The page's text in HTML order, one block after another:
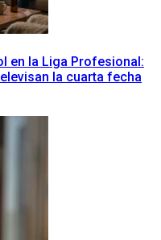
en la Liga Profesional:
la cuarta fecha